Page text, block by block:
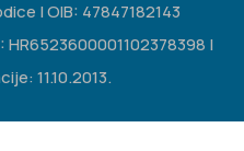
| OIB: 47847182143
HR6523600001102378398 |
11.10.2013.